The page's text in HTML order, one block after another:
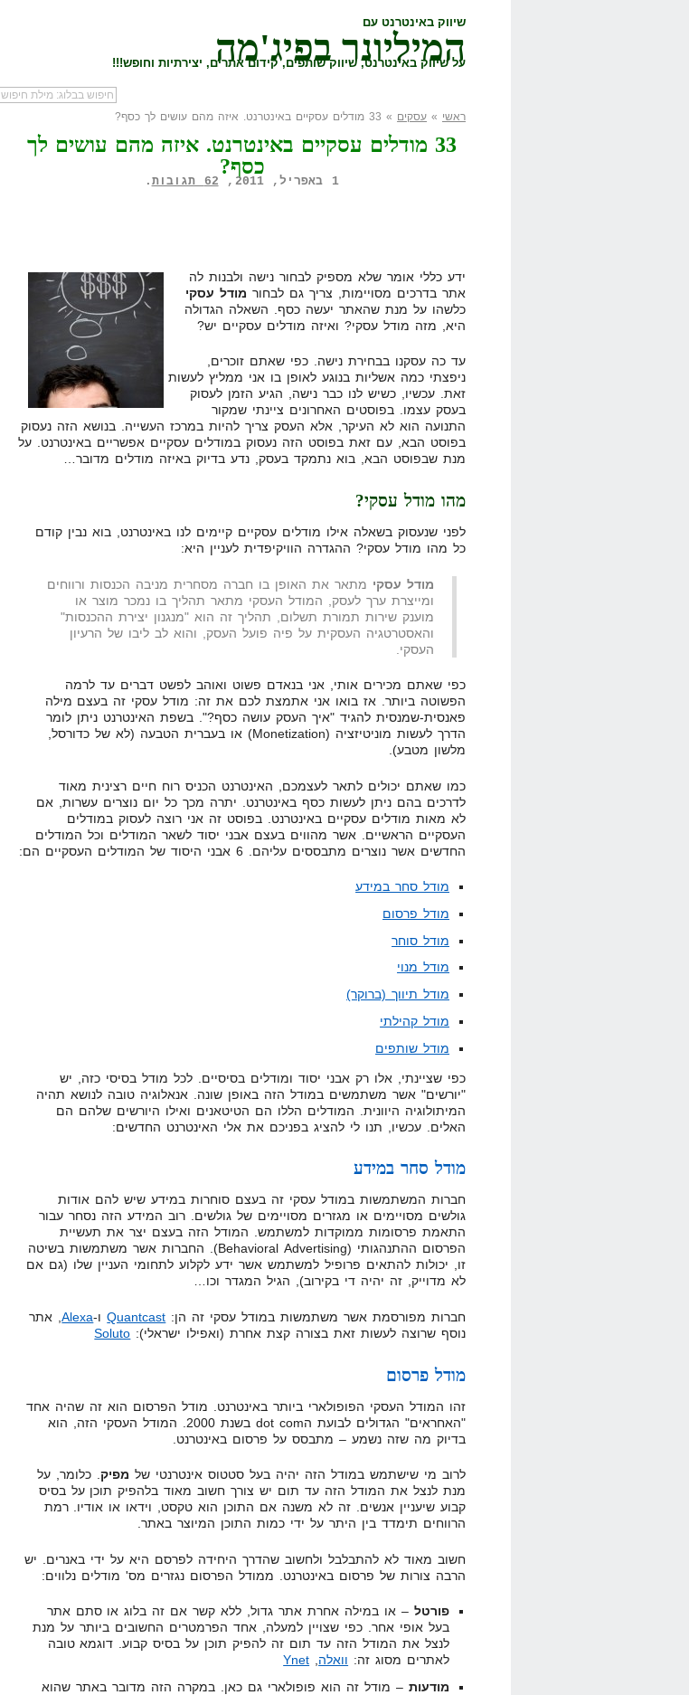
שיווק באינטרנט עם
המיליונר בפיג'מה
על שיווק באינטרנט, שיווק שותפים, קידום אתרים, יצירתיות וחופש!!!
הבלוג
ראשי » עסקים » 33 מודלים עסקיים באינטרנט. איזה מהם עושים לך כסף?
33 מודלים עסקיים באינטרנט. איזה מהם עושים לך
כסף?
1 באפריל, 2011, 62 תגובות .
ידע כללי אומר שלא מספיק לבחור נישה ולבנות לה
אתר בדרכים מסויימות, צריך גם לבחור מודל עסקי
כלשהו על מנת שהאתר יעשה כסף. השאלה הגדולה
היא, מזה מודל עסקי? ואיזה מודלים עסקיים יש?
עד כה עסקנו בבחירת נישה. כפי שאתם זוכרים,
ניפצתי כמה אשליות בנוגע לאופן בו אני ממליץ לעשות
זאת. עכשיו, כשיש לנו כבר נישה, הגיע הזמן לעסוק
בעסק עצמו. בפוסטים האחרונים ציינתי שמקור
התנועה הוא לא העיקר, אלא העסק צריך להיות במרכז העשייה. בנושא הזה נעסוק
בפוסט הבא, עם זאת בפוסט הזה נעסוק במודלים עסקיים אפשריים באינטרנט. על
מנת שבפוסט הבא, בוא נתמקד בעסק, נדע בדיוק באיזה מודלים מדובר…
מהו מודל עסקי?
לפני שנעסוק בשאלה אילו מודלים עסקיים קיימים לנו באינטרנט, בוא נבין קודם
כל מהו מודל עסקי? ההגדרה הוויקיפדית לעניין היא:
מודל עסקי מתאר את האופן בו חברה מסחרית מניבה הכנסות ורווחים
ומייצרת ערך לעסק, המודל העסקי מתאר תהליך בו נמכר מוצר או
מוענק שירות תמורת תשלום, תהליך זה הוא "מנגנון יצירת ההכנסות"
והאסטרטגיה העסקית על פיה פועל העסק, והוא לב ליבו של הרעיון
העסקי.
כפי שאתם מכירים אותי, אני בנאדם פשוט ואוהב לפשט דברים עד לרמה
הפשוטה ביותר. אז בואו אני אתמצת לכם את זה: מודל עסקי זה בעצם מילה
פאנסית-שמנסית להגיד "איך העסק עושה כסף?". בשפת האינטרנט ניתן לומר
הדרך לעשות מוניטיזציה (Monetization) או בעברית הטבעה (לא של כדורסל,
מלשון מטבע).
כמו שאתם יכולים לתאר לעצמכם, האינטרנט הכניס רוח חיים רצינית מאוד
לדרכים בהם ניתן לעשות כסף באינטרנט. יתרה מכך כל יום נוצרים עשרות, אם
לא מאות מודלים עסקיים באינטרנט. בפוסט זה אני רוצה לעסוק במודלים
העסקיים הראשיים. אשר מהווים בעצם אבני יסוד לשאר המודלים וכל המודלים
החדשים אשר נוצרים מתבססים עליהם. 6 אבני היסוד של המודלים העסקיים הם:
מודל סחר במידע
מודל פרסום
מודל סוחר
מודל מנוי
מודל תיווך (ברוקר)
מודל קהילתי
מודל שותפים
כפי שציינתי, אלו רק אבני יסוד ומודלים בסיסיים. לכל מודל בסיסי כזה, יש
"יורשים" אשר משתמשים במודל הזה באופן שונה. אנאלוגיה טובה לנושא תהיה
המיתולוגיה היוונית. המודלים הללו הם הטיטאנים ואילו היורשים שלהם הם
האלים. עכשיו, תנו לי להציג בפניכם את אלי האינטרנט החדשים:
מודל סחר במידע
חברות המשתמשות במודל עסקי זה בעצם סוחרות במידע שיש להם אודות
גולשים מסויימים או מגזרים מסויימים של גולשים. רוב המידע הזה נסחר עבור
התאמת פרסומות ממוקדות למשתמש. המודל הזה בעצם יצר את תעשיית
הפרסום ההתנהגותי (Behavioral Advertising). החברות אשר משתמשות בשיטה
זו, יכולות להתאים פרופיל למשתמש אשר ידע לקלוע לתחומי העניין שלו (גם אם
לא מדוייק, זה יהיה די בקירוב), הגיל המגדר וכו…
חברות מפורסמת אשר משתמשות במודל עסקי זה הן: Quantcastו-Alexa, אתר
נוסף שרוצה לעשות זאת בצורה קצת אחרת (ואפילו ישראלי): Soluto
מודל פרסום
זהו המודל העסקי הפופולארי ביותר באינטרנט. מודל הפרסום הוא זה שהיה אחד
"האחראים" הגדולים לבועת הdot com בשנת 2000. המודל העסקי הזה, הוא
בדיוק מה שזה נשמע – מתבסס על פרסום באינטרנט.
לרוב מי שישתמש במודל הזה יהיה בעל סטטוס אינטרנטי של מפיק. כלומר, על
מנת לנצל את המודל הזה עד תום יש צורך חשוב מאוד בלהפיק תוכן על בסיס
קבוע שיעניין אנשים. זה לא משנה אם התוכן הוא טקסט, וידאו או אודיו. רמת
הרווחים תימדד בין היתר על ידי כמות התוכן המיוצר באתר.
חשוב מאוד לא להתבלבל ולחשוב שהדרך היחידה לפרסם היא על ידי באנרים. יש
הרבה צורות של פרסום באינטרנט. ממודל הפרסום נגזרים מס' מודלים נלווים:
פורטל – או במילה אחרת אתר גדול, ללא קשר אם זה בלוג או סתם אתר
בעל אופי אחר. כפי שצויין למעלה, אחד הפרמטרים החשובים ביותר על מנת
לנצל את המודל הזה עד תום זה להפיק תוכן על בסיס קבוע. דוגמא טובה
לאתרים מסוג זה: וואלה
Ynet
מודעות – מודל זה הוא פופולארי גם כאן. במקרה הזה מדובר באתר שהוא